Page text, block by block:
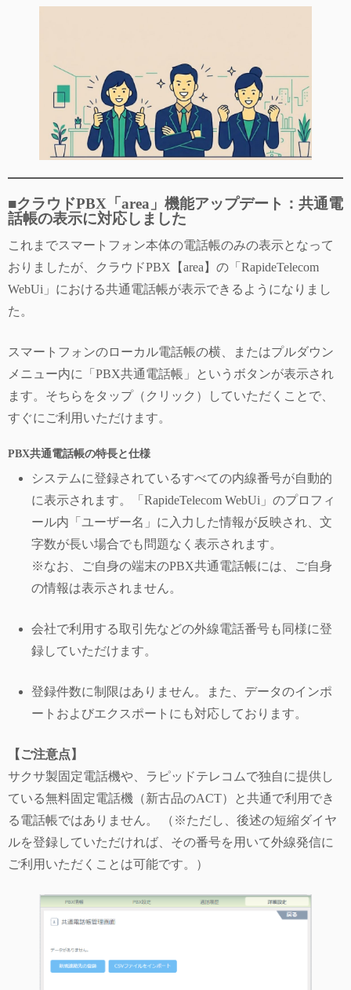
■クラウドPBX「area」機能アップデート：共通電
話帳の表示に対応しました
これまでスマートフォン本体の電話帳のみの表示となって
おりましたが、クラウドPBX【area】の「RapideTelecom
WebUi」における共通電話帳が表示できるようになりまし
た。
スマートフォンのローカル電話帳の横、またはプルダウン
メニュー内に「PBX共通電話帳」というボタンが表示され
ます。そちらをタップ（クリック）していただくことで、
すぐにご利用いただけます。
PBX共通電話帳の特長と仕様
システムに登録されているすべての内線番号が自動的
に表示されます。「RapideTelecom WebUi」のプロフィ
ール内「ユーザー名」に入力した情報が反映され、文
字数が長い場合でも問題なく表示されます。
※なお、ご自身の端末のPBX共通電話帳には、ご自身
の情報は表示されません。
会社で利用する取引先などの外線電話番号も同様に登
録していただけます。
登録件数に制限はありません。また、データのインポ
ートおよびエクスポートにも対応しております。
【ご注意点】
サクサ製固定電話機や、ラピッドテレコムで独自に提供し
ている無料固定電話機（新古品のACT）と共通で利用でき
る電話帳ではありません。 （※ただし、後述の短縮ダイヤ
ルを登録していただければ、その番号を用いて外線発信に
ご利用いただくことは可能です。）